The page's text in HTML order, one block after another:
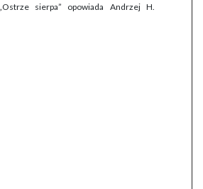
sierpa” opowiada Andrzej H.